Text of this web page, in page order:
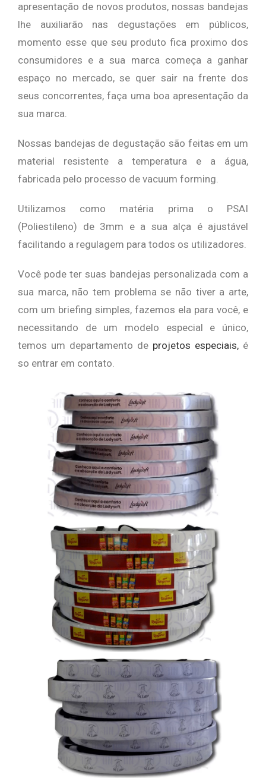
apresentação de novos produtos, nossas bandejas
lhe auxiliarão nas degustações em públicos,
momento esse que seu produto fica proximo dos
consumidores e a sua marca começa a ganhar
espaço no mercado, se quer sair na frente dos
seus concorrentes, faça uma boa apresentação da
sua marca.
Nossas bandejas de degustação são feitas em um
material resistente a temperatura e a água,
fabricada pelo processo de vacuum forming.
Utilizamos como matéria prima o PSAI
(Poliestileno) de 3mm e a sua alça é ajustável
facilitando a regulagem para todos os utilizadores.
Você pode ter suas bandejas personalizada com a
sua marca, não tem problema se não tiver a arte,
com um briefing simples, fazemos ela para você, e
necessitando de um modelo especial e único,
temos um departamento de projetos especiais, é
so entrar em contato.